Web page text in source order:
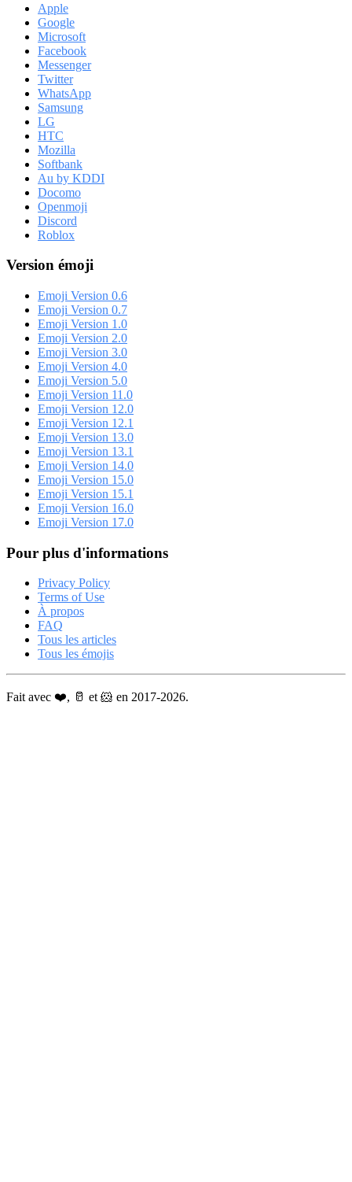
Apple
Google
Microsoft
Facebook
Messenger
Twitter
WhatsApp
Samsung
LG
HTC
Mozilla
Softbank
Au by KDDI
Docomo
Openmoji
Discord
Roblox
Version émoji
Emoji Version 0.6
Emoji Version 0.7
Emoji Version 1.0
Emoji Version 2.0
Emoji Version 3.0
Emoji Version 4.0
Emoji Version 5.0
Emoji Version 11.0
Emoji Version 12.0
Emoji Version 12.1
Emoji Version 13.0
Emoji Version 13.1
Emoji Version 14.0
Emoji Version 15.0
Emoji Version 15.1
Emoji Version 16.0
Emoji Version 17.0
Pour plus d'informations
Privacy Policy
Terms of Use
À propos
FAQ
Tous les articles
Tous les émojis
Fait avec ❤️, 🥛 et 🐹 en 2017-2026.